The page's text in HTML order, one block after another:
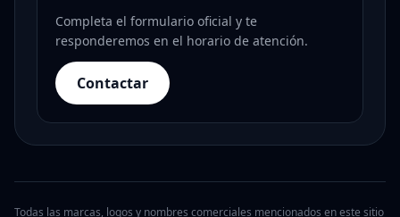
Completa el formulario oficial y te
responderemos en el horario de atención.
Contactar
Todas las marcas, logos y nombres comerciales mencionados en este sitio